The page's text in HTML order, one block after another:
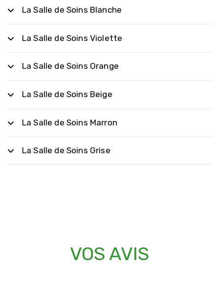
La Salle de Soins Blanche
La Salle de Soins Violette
La Salle de Soins Orange
La Salle de Soins Beige
La Salle de Soins Marron
La Salle de Soins Grise
VOS AVIS